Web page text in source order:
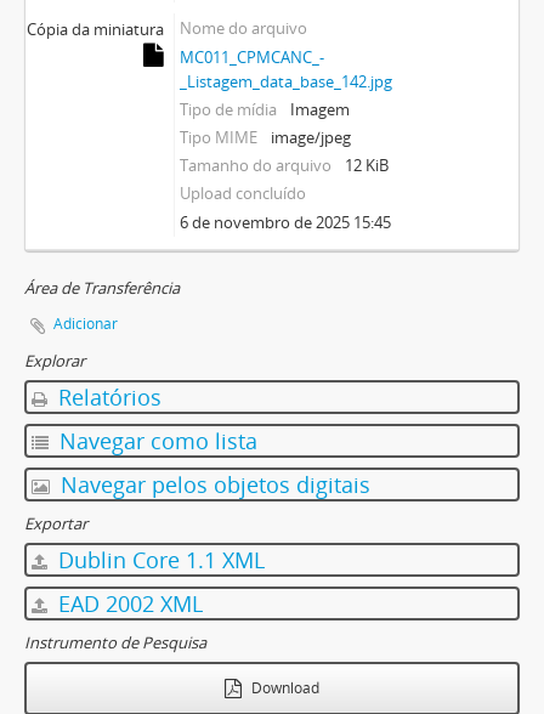
Cópia da miniatura
Nome do arquivo
MC011_CPMCANC_-
_Listagem_data_base_142.jpg
Tipo de mídia
Imagem
Tipo MIME
image/jpeg
Tamanho do arquivo
12 KiB
Upload concluído
6 de novembro de 2025 15:45
Área de Transferência
Adicionar
Explorar
Relatórios
Navegar como lista
Navegar pelos objetos digitais
Exportar
Dublin Core 1.1 XML
EAD 2002 XML
Instrumento de Pesquisa
Download